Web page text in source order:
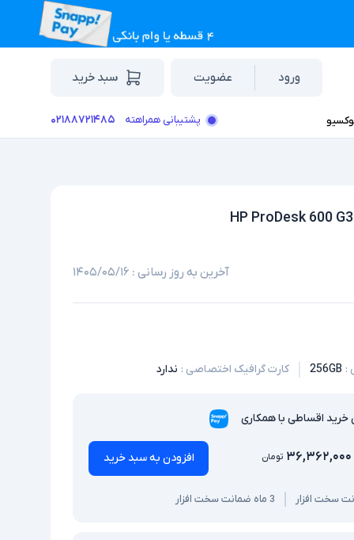
ورود عضویت سبد خرید
پشتیبانی همراهته ۰۲۱۸۸۷۲۱۴۸۵
آخرین به روز رسانی : ۱۴۰۵/۰۵/۱۶
:
256GB کارت گرافیک اختصاصی : ندارد
خرید اقساطی با همکاری
۳۶,۳۶۲,۰۰۰ تومان افزودن به سبد خرید
3 ماه ضمانت سخت افزار